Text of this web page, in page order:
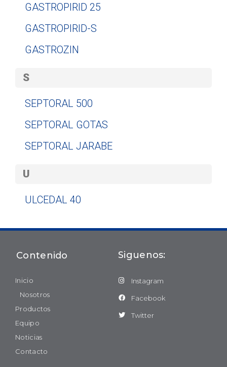
GASTROPIRID 25
GASTROPIRID-S
GASTROZIN
S
SEPTORAL 500
SEPTORAL GOTAS
SEPTORAL JARABE
U
ULCEDAL 40
Contenido
Inicio
Nosotros
Productos
Equipo
Noticias
Contacto
Siguenos:
Instagram
Facebook
Twitter